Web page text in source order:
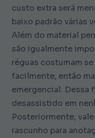
custo extra será
baixo padrão várias
Além do material
são igualmente
réguas costumam
facilmente, então
emergencial. Dessa
desassistido em
Posteriormente,
rascunho para